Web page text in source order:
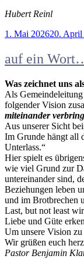
Hubert Reinl
Veröffentlicht
1. Mai 202620. April
auf ein
Was zeichnet uns
Als
folgender Vision
miteinander
Aus unserer Sicht
Im Grunde hängt all
Unterlass.“
Hier spielt es
wie viel Grund zur
untereinander sind,
Beziehungen leben
und im Brotbrechen
Last, but not least
Liebe und Güte
Um unsere Vision
Wir grüßen euch
Pastor Benjamin